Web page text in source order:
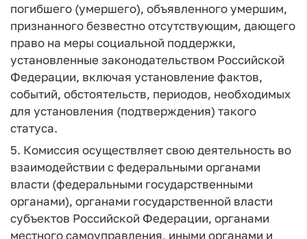
погибшего (умершего), объявленного умершим,
признанного безвестно отсутствующим, дающего
право на меры социальной поддержки,
установленные законодательством Российской
Федерации, включая установление фактов,
событий, обстоятельств, периодов, необходимых
для установления (подтверждения) такого
статуса.
5. Комиссия осуществляет свою деятельность во
взаимодействии с федеральными органами
власти (федеральными государственными
органами), органами государственной власти
субъектов Российской Федерации, органами
местного самоуправления, иными органами и